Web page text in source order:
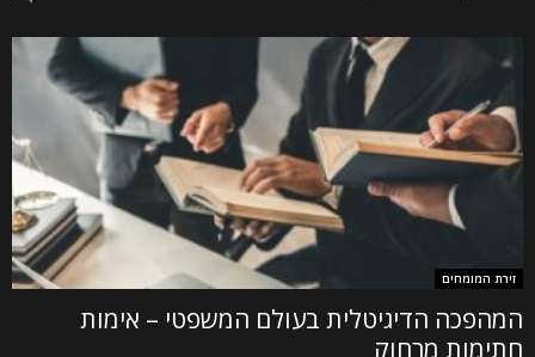
זירת המומחים
המהפכה הדיגיטלית בעולם המשפטי – אימות
חתימות מרחוק